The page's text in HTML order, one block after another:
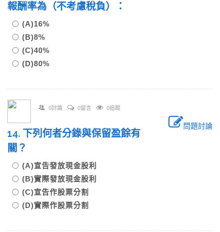
報酬率為（不考慮稅負）：
(A)16%
(B)8%
(C)40%
(D)80%
0討論 0留言 0追蹤
問題討論
14. 下列何者分錄與保留盈餘有
關？
(A)宣告發放現金股利
(B)實際發放現金股利
(C)宣告作股票分割
(D)實際作股票分割